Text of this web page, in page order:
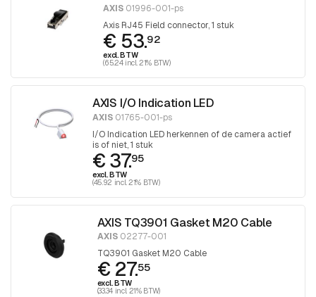
AXIS 01996-001-ps
Axis RJ45 Field connector, 1 stuk
€ 53.92
excl. BTW
(65.24 incl. 21% BTW)
AXIS I/O Indication LED
AXIS 01765-001-ps
I/O Indication LED herkennen of de camera actief
is of niet, 1 stuk
€ 37.95
excl. BTW
(45.92 incl. 21% BTW)
AXIS TQ3901 Gasket M20 Cable
AXIS02277-001
TQ3901 Gasket M20 Cable
€ 27.55
excl. BTW
(33.34 incl. 21% BTW)